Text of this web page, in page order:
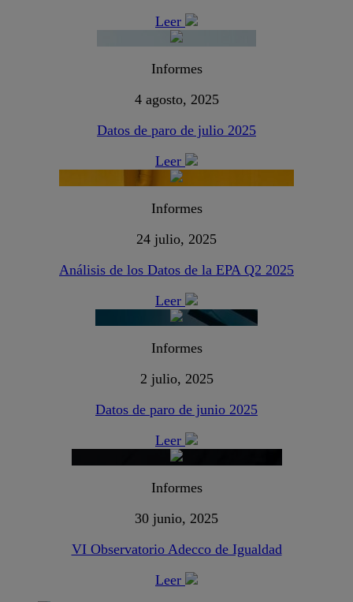
Leer
Informes
4 agosto, 2025
Datos de paro de julio 2025
Leer
Informes
24 julio, 2025
Análisis de los Datos de la EPA Q2 2025
Leer
Informes
2 julio, 2025
Datos de paro de junio 2025
Leer
Informes
30 junio, 2025
VI Observatorio Adecco de Igualdad
Leer